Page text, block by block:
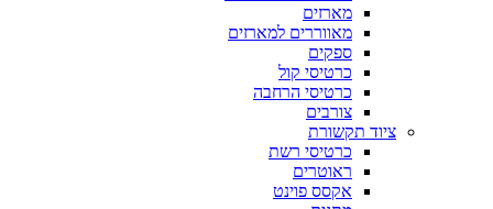
מארזים
מאווררים למארזים
ספקים
כרטיסי קול
כרטיסי הרחבה
צורבים
ציוד תקשורת
כרטיסי רשת
ראוטרים
אקסס פוינט